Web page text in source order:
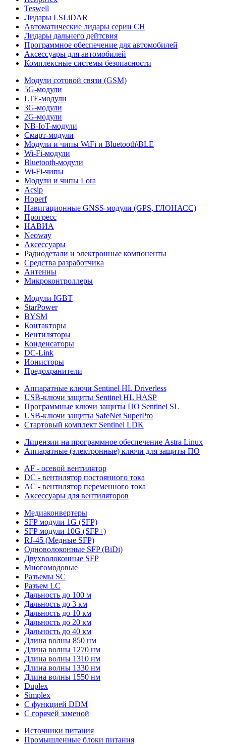
Teswell
Лидары LSLiDAR
Автоматические лидары серии CH
Лидары дальнего дейтсвия
Программное обеспечение для автомобилей
Аксессуары для автомобилей
Комплексные системы безопасности
Модули сотовой связи (GSM)
5G-модули
LTE-модули
3G-модули
2G-модули
NB-IoT-модули
Смарт-модули
Модули и чипы WiFi и Bluetooth\BLE
Wi-Fi-модули
Bluetooth-модули
Wi-Fi-чипы
Модули и чипы Lora
Acsip
Hoperf
Навигационные GNSS-модули (GPS, ГЛОНАСС)
Прогресс
НАВИА
Neoway
Аксессуары
Радиодетали и электронные компоненты
Средства разработчика
Антенны
Микроконтроллеры
Модули IGBT
StarPower
BYSM
Контакторы
Вентиляторы
Конденсаторы
DC-Link
Ионисторы
Предохранители
Аппаратные ключи Sentinel HL Driverless
USB-ключи защиты Sentinel HL HASP
Программные ключи защиты ПО Sentinel SL
USB-ключи защиты SafeNet SuperPro
Стартовый комплект Sentinel LDK
Лицензии на программное обеспечение Astra Linux
Аппаратные (электронные) ключи для защиты ПО
AF - осевой вентилятор
DC - вентилятор постоянного тока
AC - вентилятор переменного тока
Аксессуары для вентиляторов
Медиаконвертеры
SFP модули 1G (SFP)
SFP модули 10G (SFP+)
RJ-45 (Медные SFP)
Одноволоконные SFP (BiDi)
Двухволоконные SFP
Многомодовые
Разъемы SC
Разъем LC
Дальность до 100 м
Дальность до 3 км
Дальность до 10 км
Дальность до 20 км
Дальность до 40 км
Длина волны 850 нм
Длина волны 1270 нм
Длина волны 1310 нм
Длина волны 1330 нм
Длина волны 1550 нм
Duplex
Simplex
С функцией DDM
С горячей заменой
Источники питания
Промышленные блоки питания